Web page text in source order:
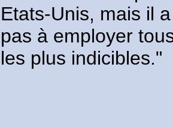
Etats-Unis, mais il
pas à employer
les plus indicibles."